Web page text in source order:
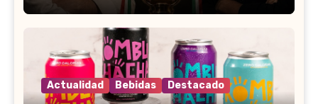
Actualidad Bebidas Destacado